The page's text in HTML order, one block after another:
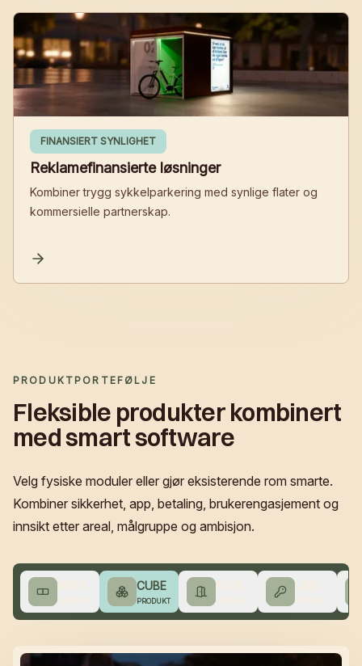
FINANSIERT SYNLIGHET
Reklamefinansierte løsninger
Kombiner trygg sykkelparkering med synlige flater og
kommersielle partnerskap.
PRODUKTPORTEFØLJE
Fleksible produkter kombinert
med smart software
Velg fysiske moduler eller gjør eksisterende rom smarte.
Kombiner sikkerhet, app, betaling, brukerengasjement og
innsikt etter areal, målgruppe og ambisjon.
CUBE
PRODUKT